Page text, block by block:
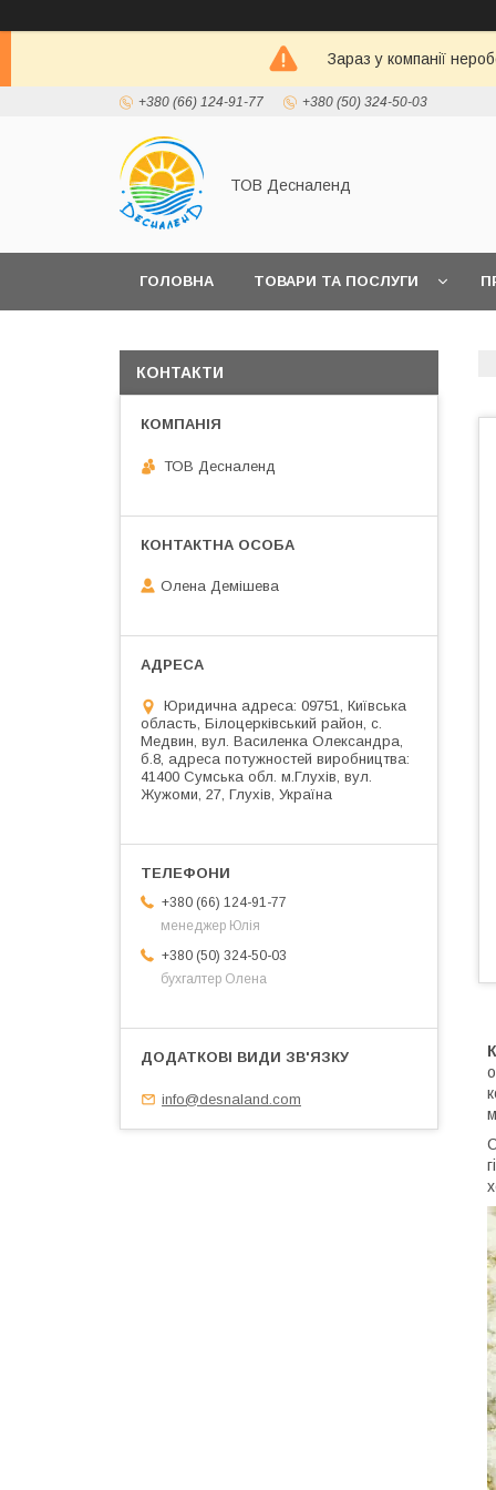
Зараз у компанії
+380 (66) 124-91-77 +380 (50) 324-50-03
ТОВ Десналенд
ГОЛОВНА ТОВАРИ ТА ПОСЛУГИ
КОНТАКТИ
ТОВ Десналенд
Олена Демішева
Юридична адреса: 09751, Київська
область, Білоцерківський район, с.
Медвин, вул. Василенка Олександра,
б.8, адреса потужностей виробництва:
41400 Сумська обл. м.Глухів, вул.
Жужоми, 27, Глухів, Україна
+380 (66) 124-91-77
менеджер Юлія
+380 (50) 324-50-03
бухгалтер Олена
info@desnaland.com